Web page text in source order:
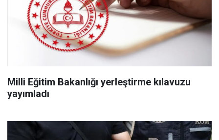
Milli Eğitim Bakanlığı yerleştirme kılavuzu
yayımladı